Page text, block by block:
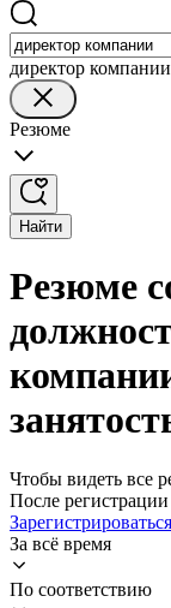
директор компании
Резюме
Найти
Резюме
Чтобы видеть все
После
Зарегистрироваться
За всё время
По соответствию